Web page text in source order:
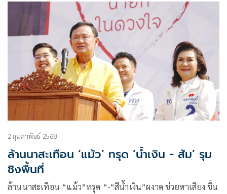
2 กุมภาพันธ์ 2568
ล้านนาสะเทือน ‘แม้ว’ ทรุด ’น้ำเงิน - ส้ม’ รุม
ชิงพื้นที่
ล้านนาสะเทือน “แม้ว”ทรุด “-“สีน้ำเงิน”ผงาด ช่วยหาเสียง ขึ้น